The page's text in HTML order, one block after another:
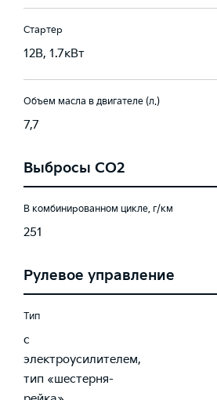
Стартер
12В, 1.7кВт
Объем масла в двигателе (л.)
7,7
Выбросы CO2
В комбинированном цикле, г/км
251
Рулевое управление
Тип
с
электроусилителем,
тип «шестерня-